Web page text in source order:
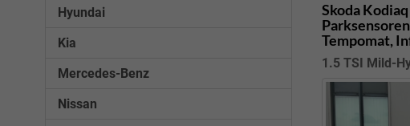
Skoda Kodiaq
Tempomat,
1.5 TSI Mild-
Hyundai
Kia
Mercedes-Benz
Nissan